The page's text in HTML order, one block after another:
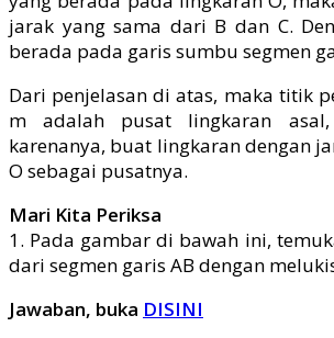
jarak yang sama dari B dan C.
berada pada garis sumbu segmen
Dari penjelasan di atas, maka titik
m adalah pusat lingkaran
karenanya, buat lingkaran dengan
O sebagai pusatnya.
Mari Kita Periksa
1. Pada gambar di bawah ini,
dari segmen garis AB dengan
Jawaban, buka DISINI